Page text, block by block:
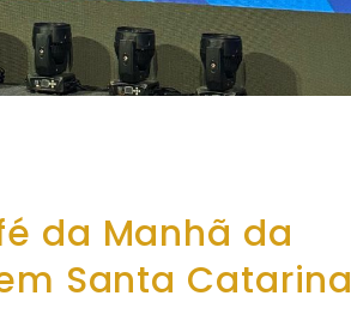
da Manhã da
Santa Catarina